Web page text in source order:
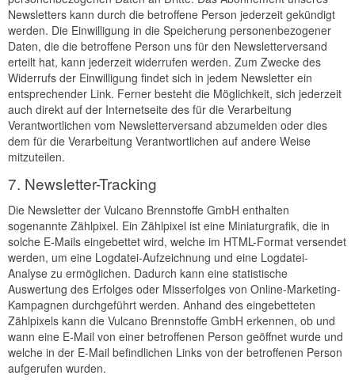
Newsletters kann durch die betroffene Person jederzeit gekündigt
werden. Die Einwilligung in die Speicherung personenbezogener
Daten, die die betroffene Person uns für den Newsletterversand
erteilt hat, kann jederzeit widerrufen werden. Zum Zwecke des
Widerrufs der Einwilligung findet sich in jedem Newsletter ein
entsprechender Link. Ferner besteht die Möglichkeit, sich jederzeit
auch direkt auf der Internetseite des für die Verarbeitung
Verantwortlichen vom Newsletterversand abzumelden oder dies
dem für die Verarbeitung Verantwortlichen auf andere Weise
mitzuteilen.
7. Newsletter-Tracking
Die Newsletter der Vulcano Brennstoffe GmbH enthalten
sogenannte Zählpixel. Ein Zählpixel ist eine Miniaturgrafik, die in
solche E-Mails eingebettet wird, welche im HTML-Format versendet
werden, um eine Logdatei-Aufzeichnung und eine Logdatei-
Analyse zu ermöglichen. Dadurch kann eine statistische
Auswertung des Erfolges oder Misserfolges von Online-Marketing-
Kampagnen durchgeführt werden. Anhand des eingebetteten
Zählpixels kann die Vulcano Brennstoffe GmbH erkennen, ob und
wann eine E-Mail von einer betroffenen Person geöffnet wurde und
welche in der E-Mail befindlichen Links von der betroffenen Person
aufgerufen wurden.